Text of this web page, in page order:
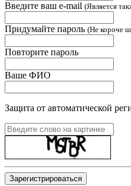
Введите ваш e-mail (Является
Придумайте пароль (Не короче
Повторите пароль
Ваше ФИО
Защита от автоматической